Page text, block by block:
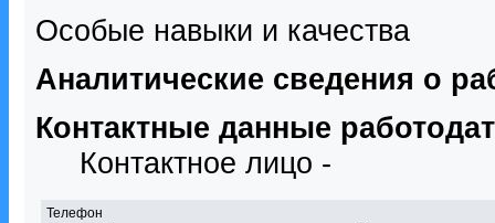
Особые навыки и качества
Аналитические сведения о
Контактные данные
Контактное лицо -
Телефон